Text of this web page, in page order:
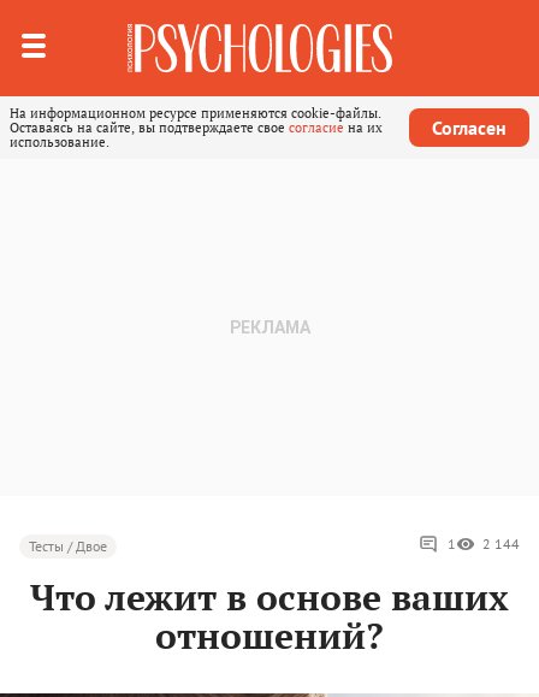
На информационном ресурсе применяются cookie-файлы.
Оставаясь на сайте, вы подтверждаете свое согласие на их
использование.
Согласен
Тесты / Двое 1 2 144
Что лежит в основе ваших
отношений?